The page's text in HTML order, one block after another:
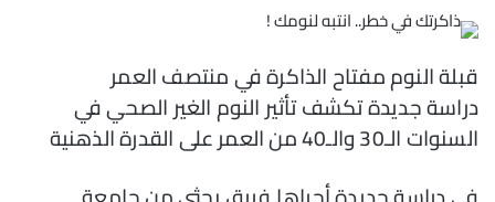
قبلة النوم مفتاح الذاكرة في منتصف العمر
دراسة جديدة تكشف تأثير النوم الغير الصحي في
السنوات الـ30 والـ40 من العمر على القدرة الذهنية